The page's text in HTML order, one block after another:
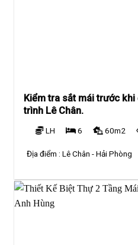
Kiểm tra sắt mái trước
trình Lê Chân.
LH 6 60m2
Địa điểm :Lê Chân - Hải Phòng